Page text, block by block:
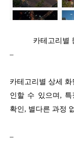
카테고리별
–
카테고리별 상세
인할 수 있으며, 특
확인, 별다른 과정
–